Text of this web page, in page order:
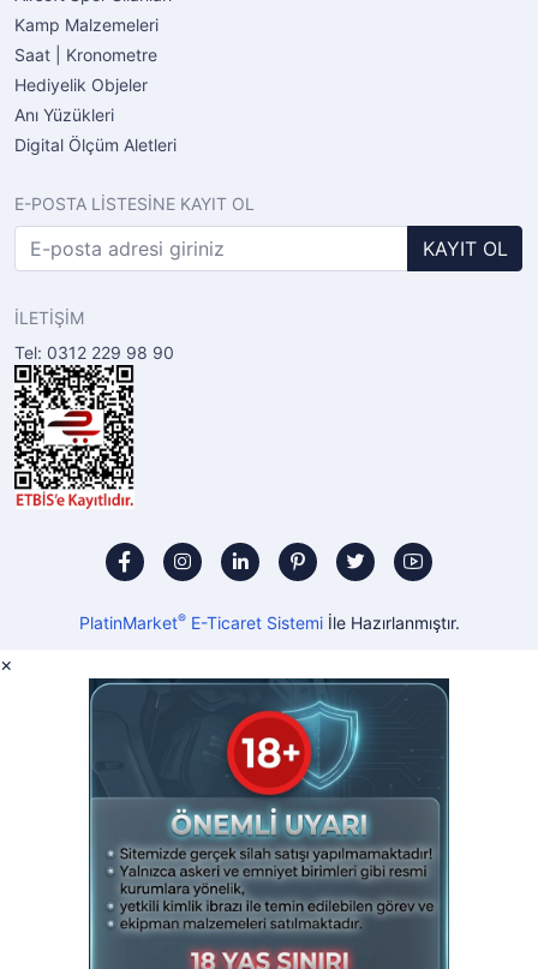
Kamp Malzemeleri
Saat | Kronometre
Hediyelik Objeler
Anı Yüzükleri
Digital Ölçüm Aletleri
E-POSTA LİSTESİNE KAYIT OL
KAYIT OL
İLETİŞİM
Tel: 0312 229 98 90
PlatinMarket®E-Ticaret Sistemiİle Hazırlanmıştır.
×